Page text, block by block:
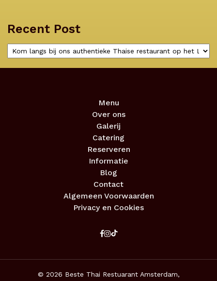
Recent Post
Menu
Over ons
Galerij
Catering
Reserveren
Informatie
Blog
Contact
Algemeen Voorwaarden
Privacy en Cookies
© 2026 Beste Thai Restuarant Amsterdam,